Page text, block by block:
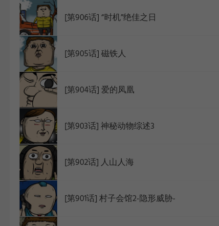
[第906话] “时机”绝佳之日
[第905话] 磁铁人
[第904话] 爱的凤凰
[第903话] 神秘动物综述3
[第902话] 人山人海
[第901话] 村子会馆2-隐形威胁-